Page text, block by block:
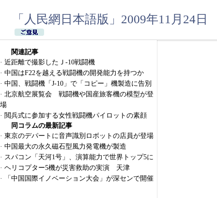
「人民網日本語版」2009年11月24日
関連記事
· 近距離で撮影したＪ-10戦闘機
· 中国はF22を越える戦闘機の開発能力を持つか
· 中国、戦闘機「J-10」で「コピー」機製造に告別
· 北京航空展覧会 戦闘機や国産旅客機の模型が登
場
· 閲兵式に参加する女性戦闘機パイロットの素顔
同コラムの最新記事
· 東京のデパートに音声識別ロボットの店員が登場
· 中国最大の永久磁石型風力発電機が製造
· スパコン「天河1号」、演算能力で世界トップ5に
· ヘリコプター5機が災害救助の実演 天津
·
「中国国際イノベーション大会」が深センで開催